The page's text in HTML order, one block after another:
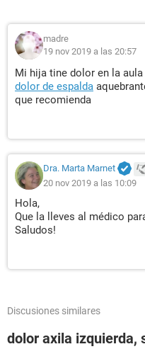
madre
19 nov 2019 a las 20:57
Mi hija tine dolor en la aula
dolor de espalda
que recomienda
Dra. Marta Marnet
20 nov 2019 a las 10:09
Hola,
Que la lleves al médico
Saludos!
Discusiones similares
dolor axila izquierda,